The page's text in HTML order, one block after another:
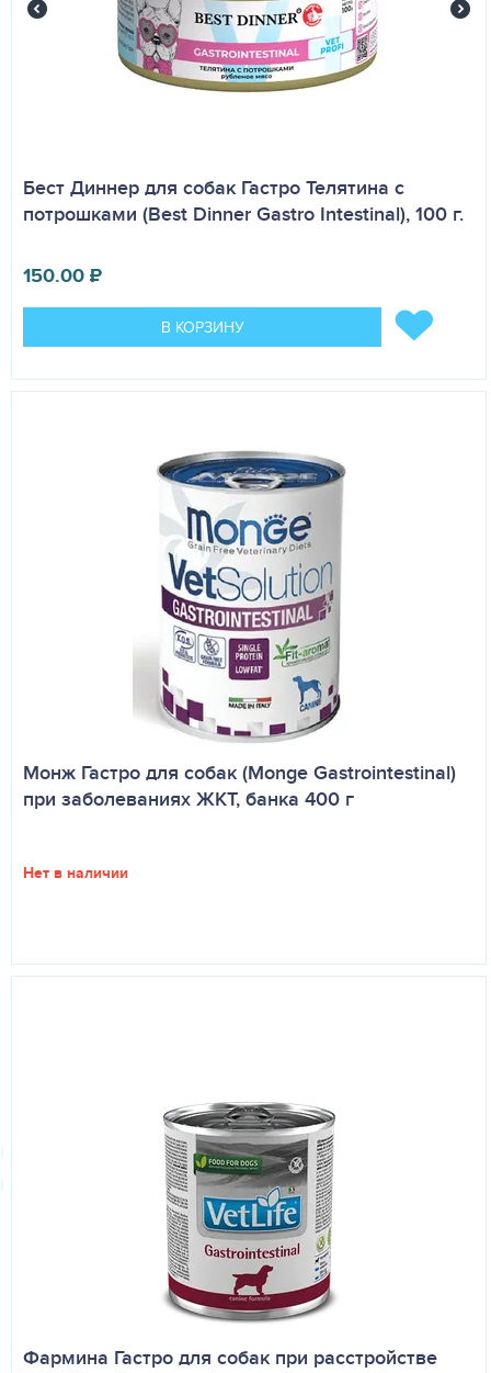
Бест Диннер для собак Гастро Телятина с
потрошками (Best Dinner Gastro Intestinal), 100 г.
150.00₽
В КОРЗИНУ
Монж Гастро для собак (Monge Gastrointestinal)
при заболеваниях ЖКТ, банка 400 г
Нет в наличии
Фармина Гастро для собак при расстройстве